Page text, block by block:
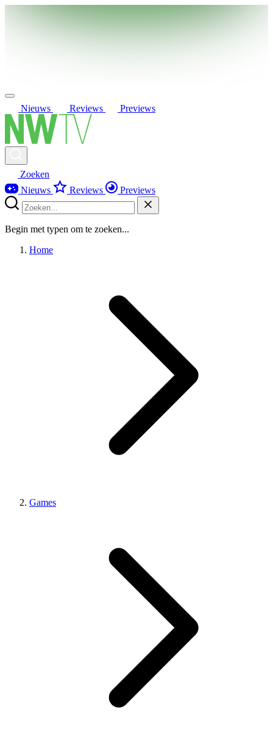
Nieuws Reviews Previews
Zoeken
Nieuws
Reviews Previews
Begin met typen om te zoeken...
Home
Games